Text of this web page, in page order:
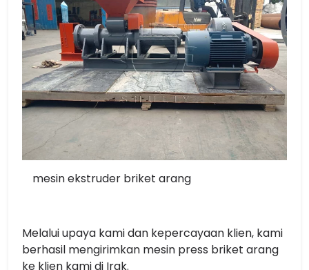
mesin ekstruder briket arang
Melalui upaya kami dan kepercayaan klien, kami
berhasil mengirimkan mesin press briket arang
ke klien kami di Irak.